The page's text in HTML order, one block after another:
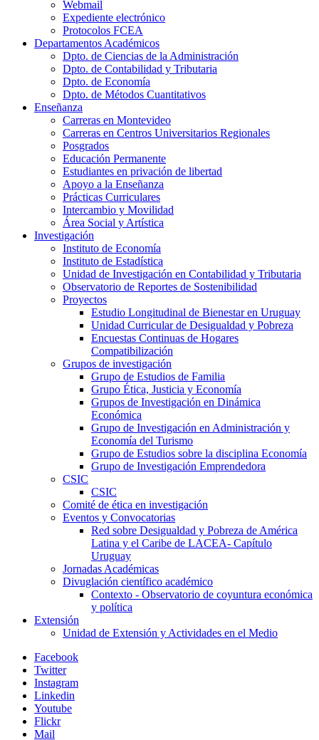
Webmail
Expediente electrónico
Protocolos FCEA
Departamentos Académicos
Dpto. de Ciencias de la Administración
Dpto. de Contabilidad y Tributaria
Dpto. de Economía
Dpto. de Métodos Cuantitativos
Enseñanza
Carreras en Montevideo
Carreras en Centros Universitarios Regionales
Posgrados
Educación Permanente
Estudiantes en privación de libertad
Apoyo a la Enseñanza
Prácticas Curriculares
Intercambio y Movilidad
Área Social y Artística
Investigación
Instituto de Economía
Instituto de Estadística
Unidad de Investigación en Contabilidad y Tributaria
Observatorio de Reportes de Sostenibilidad
Proyectos
Estudio Longitudinal de Bienestar en Uruguay
Unidad Curricular de Desigualdad y Pobreza
Encuestas Continuas de Hogares
Compatibilización
Grupos de investigación
Grupo de Estudios de Familia
Grupo Ética, Justicia y Economía
Grupos de Investigación en Dinámica
Económica
Grupo de Investigación en Administración y
Economía del Turismo
Grupo de Estudios sobre la disciplina Economía
Grupo de Investigación Emprendedora
CSIC
CSIC
Comité de ética en investigación
Eventos y Convocatorias
Red sobre Desigualdad y Pobreza de América
Latina y el Caribe de LACEA- Capítulo
Uruguay
Jornadas Académicas
Divuglación científico académico
Contexto - Observatorio de coyuntura económica
y política
Extensión
Unidad de Extensión y Actividades en el Medio
Facebook
Twitter
Instagram
Linkedin
Youtube
Flickr
Mail